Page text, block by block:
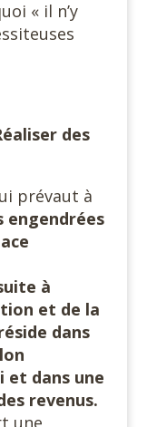
« il n’y
des
prévaut à
engendrées
à
et de la
dans
et dans une
revenus.
une